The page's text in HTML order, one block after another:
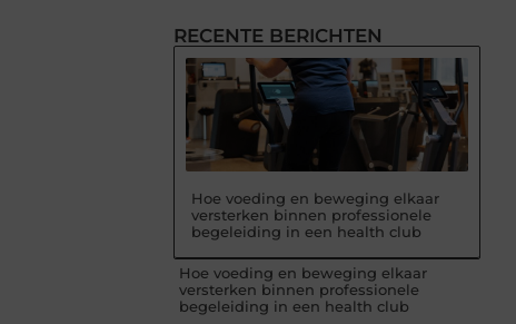
RECENTE BERICHTEN
Hoe voeding en beweging elkaar
versterken binnen professionele
begeleiding in een health club
Hoe voeding en beweging elkaar
versterken binnen professionele
begeleiding in een health club